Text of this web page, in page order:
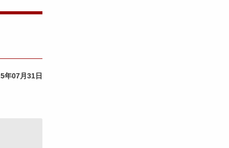
年07月31日